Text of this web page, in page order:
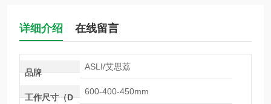
详细介绍 在线留言
品牌
ASLI/艾思荔
工作尺寸（D
600-400-450mm